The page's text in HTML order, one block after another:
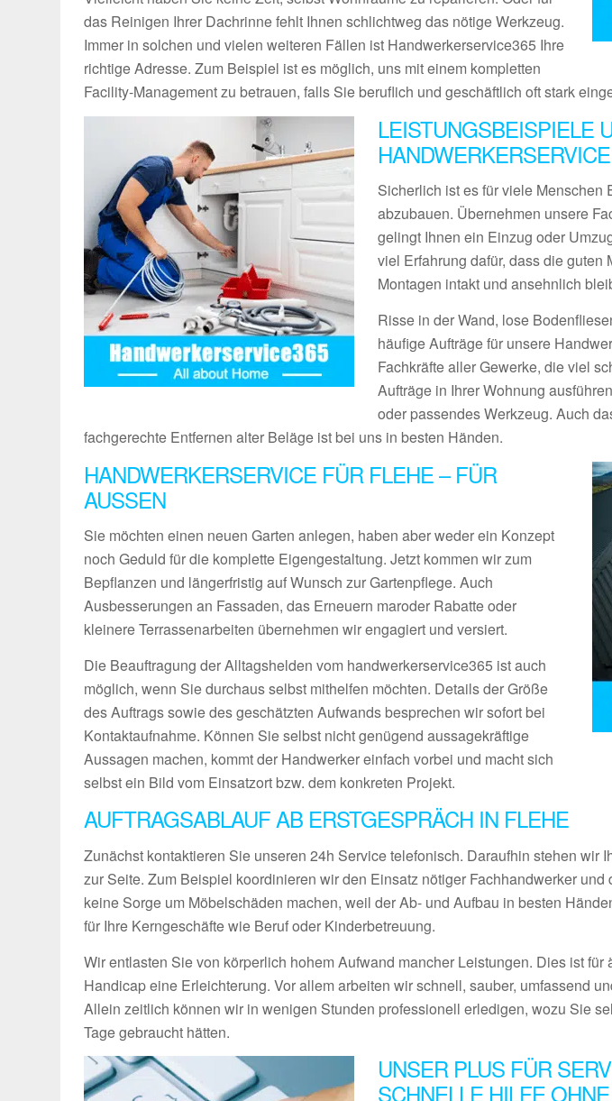
das Reinigen Ihrer Dachrinne fehlt Ihnen schlichtweg das nötige Werkzeug.
Immer in solchen und vielen weiteren Fällen ist Handwerkerservice365 Ihre
richtige Adresse. Zum Beispiel ist es möglich, uns mit einem kompletten
Facility-Management zu betrauen, falls Sie beruflich und geschäftlich oft stark
LEISTUNGSBEISPIELE
Sicherlich ist es für viele Menschen
abzubauen. Übernehmen unsere
gelingt Ihnen ein Einzug oder
viel Erfahrung dafür, dass die guten
Montagen intakt und ansehnlich
Risse in der Wand, lose
häufige Aufträge für unsere
Fachkräfte aller Gewerke, die viel
Aufträge in Ihrer Wohnung
oder passendes Werkzeug. Auch
fachgerechte Entfernen alter Beläge ist bei uns in besten Händen.
HANDWERKERSERVICE FÜR FLEHE – FÜR
AUSSEN
Sie möchten einen neuen Garten anlegen, haben aber weder ein Konzept
noch Geduld für die komplette Eigengestaltung. Jetzt kommen wir zum
Bepflanzen und längerfristig auf Wunsch zur Gartenpflege. Auch
Ausbesserungen an Fassaden, das Erneuern maroder Rabatte oder
kleinere Terrassenarbeiten übernehmen wir engagiert und versiert.
Die Beauftragung der Alltagshelden vom handwerkerservice365 ist auch
möglich, wenn Sie durchaus selbst mithelfen möchten. Details der Größe
des Auftrags sowie des geschätzten Aufwands besprechen wir sofort bei
Kontaktaufnahme. Können Sie selbst nicht genügend aussagekräftige
Aussagen machen, kommt der Handwerker einfach vorbei und macht sich
selbst ein Bild vom Einsatzort bzw. dem konkreten Projekt.
AUFTRAGSABLAUF AB ERSTGESPRÄCH IN FLEHE
Zunächst kontaktieren Sie unseren 24h Service telefonisch. Daraufhin stehen wir
zur Seite. Zum Beispiel koordinieren wir den Einsatz nötiger Fachhandwerker
keine Sorge um Möbelschäden machen, weil der Ab- und Aufbau in besten
für Ihre Kerngeschäfte wie Beruf oder Kinderbetreuung.
Wir entlasten Sie von körperlich hohem Aufwand mancher Leistungen. Dies ist
Handicap eine Erleichterung. Vor allem arbeiten wir schnell, sauber, umfassend
Allein zeitlich können wir in wenigen Stunden professionell erledigen, wozu Sie
Tage gebraucht hätten.
UNSER PLUS FÜR
SCHNELLE HILFE